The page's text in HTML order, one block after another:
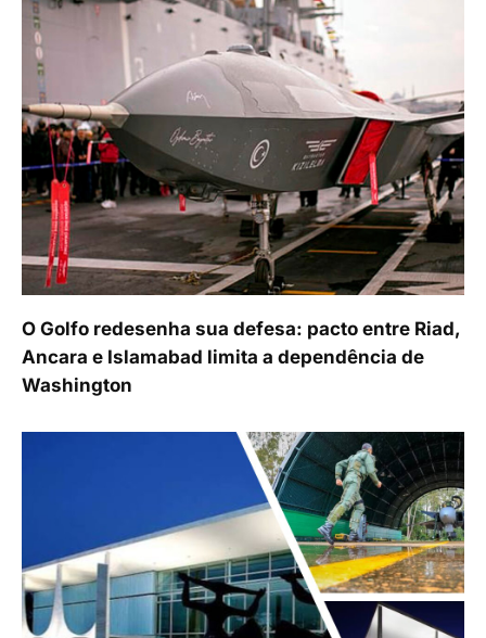
O Golfo redesenha sua defesa: pacto entre Riad,
Ancara e Islamabad limita a dependência de
Washington